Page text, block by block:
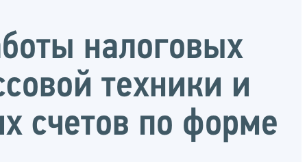
налоговых
техники и
счетов по форме